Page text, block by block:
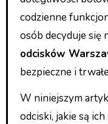
codzienne
osób decyduje się
odcisków
bezpieczne i
W niniejszym
odciski, jakie są